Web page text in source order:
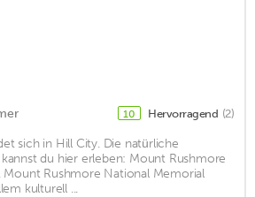
10 Hervorragend (2)
sich in Hill City. Die natürliche
du hier erleben: Mount Rushmore
Mount Rushmore National Memorial
kulturell ...